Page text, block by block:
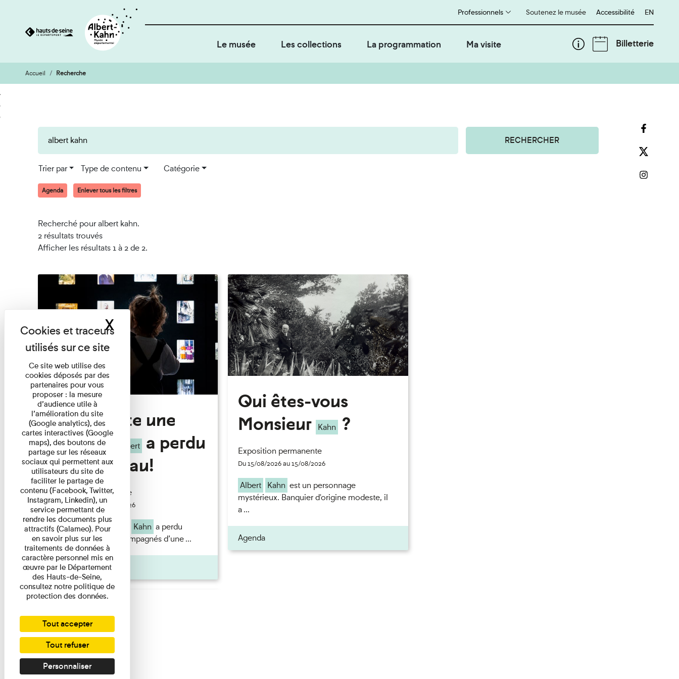
Aller
au
contenu
Aller
à
la
Soutenez le musée
Professionnels Accessibilité English
EN
Le musée Les collections La programmation Ma visite Billetterie
Accueil Recherche
RECHERCHER
Trier par Type de contenu Catégorie
Agenda Enlever tous les filtres
Recherché pour albert kahn.
2 résultats trouvés
Afficher les résultats 1 à 2 de 2.
Visite Toute une
histoire:
Alberta perdu
son chapeau!
Exposition permanente
Du 15/08/2026 au 15/08/2026
Il semblerait qu’Albert Kahn a perdu
quelque chose... Accompagnés d’une ...
Agenda
Qui êtes-vous
Monsieur Kahn ?
Exposition permanente
Du 15/08/2026 au 15/08/2026
Albert Kahn est un personnage
mystérieux. Banquier d'origine modeste, il
a ...
Agenda
Ce site web utilise des
cookies déposés par des
partenaires pour vous
proposer : la mesure
d’audience utile à
l’amélioration du site
(Google analytics), des
cartes interactives (Google
maps), des boutons de
partage sur les réseaux
sociaux qui permettent aux
utilisateurs du site de
faciliter le partage de
contenu (Facebook, Twitter,
Instagram, Linkedin), un
service permettant de
rendre les documents plus
attractifs (Calameo). Pour
en savoir plus sur les
traitements de données à
caractère personnel mis en
œuvre par le Département
des Hauts-de-Seine,
consultez notre politique de
protection des données.
Tout accepter
Tout refuser
Personnaliser
XMasquer le bandeau des cookies